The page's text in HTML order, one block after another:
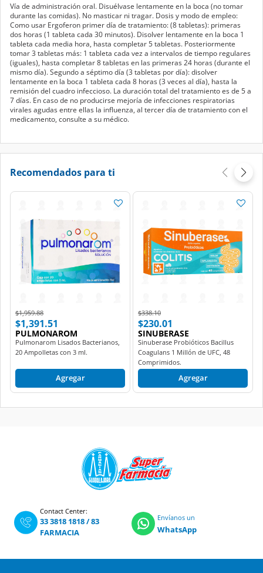
Vía de administración oral. Disuélvase lentamente en la boca (no tomar
durante las comidas). No masticar ni tragar. Dosis y modo de empleo:
Como usar Ergoferon primer día de tratamiento: (8 tabletas): primeras
dos horas (1 tableta cada 30 minutos). Disolver lentamente en la boca 1
tableta cada media hora, hasta completar 5 tabletas. Posteriormente
tomar 3 tabletas más: 1 tableta cada vez a intervalos de tiempo regulares
(iguales), hasta completar 8 tabletas en las primeras 24 horas (durante el
mismo día). Segundo a séptimo día (3 tabletas por día): disolver
lentamente en la boca 1 tableta cada 8 horas (3 veces al día), hasta la
remisión del cuadro infeccioso. La duración total del tratamiento es de 5 a
7 días. En caso de no producirse mejoría de infecciones respiratorias
virales agudas entre ellas la influenza, al tercer día de tratamiento con el
medicamento, consulte a su médico.
Recomendados para ti
Price reduced from
$1,959.88to
$1,391.51
PULMONAROM
Pulmonarom Lisados Bacterianos,
20 Ampolletas con 3 ml.
Agregar
Price reduced from
$338.10to
$230.01
SINUBERASE
Sinuberase Probióticos Bacillus
Coagulans 1 Millón de UFC, 48
Comprimidos.
Agregar
Contact Center:
33 3818 1818/83
FARMACIA
Envíanos un
WhatsApp